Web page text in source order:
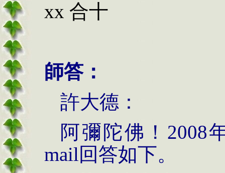
xx 合十
師答：
許大德：
阿彌陀佛！ 2008
mail 回答如下。